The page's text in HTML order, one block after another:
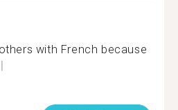
with French because